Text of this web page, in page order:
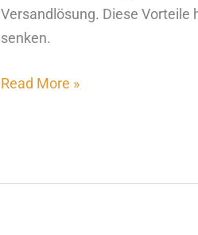
Versandlösung. Diese Vorteile
senken.
Read More »